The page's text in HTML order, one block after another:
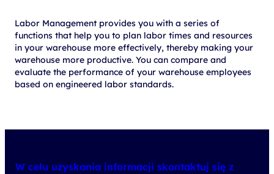
Labor Management provides you with a series of
functions that help you to plan labor times and resources
in your warehouse more effectively, thereby making your
warehouse more productive. You can compare and
evaluate the performance of your warehouse employees
based on engineered labor standards.
W celu uzyskania informacji skontaktuj się z